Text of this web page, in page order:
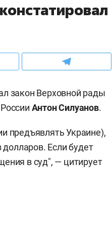
закон Верховной рады
Антон Силуанов.
предъявлять Украине),
Если будет
в суд", — цитирует